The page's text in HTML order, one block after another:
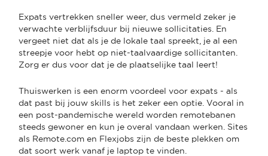
Expats vertrekken sneller weer, dus vermeld zeker je
verwachte verblijfsduur bij nieuwe sollicitaties. En
vergeet niet dat als je de lokale taal spreekt, je al een
streepje voor hebt op niet-taalvaardige sollicitanten.
Zorg er dus voor dat je de plaatselijke taal leert!
Thuiswerken is een enorm voordeel voor expats - als
dat past bij jouw skills is het zeker een optie. Vooral in
een post-pandemische wereld worden remotebanen
steeds gewoner en kun je overal vandaan werken. Sites
als Remote.com en Flexjobs zijn de beste plekken om
dat soort werk vanaf je laptop te vinden.